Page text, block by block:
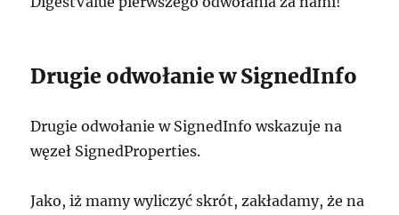
Drugie odwołanie w SignedInfo
Drugie odwołanie w SignedInfo wskazuje na
węzeł SignedProperties.
Jako, iż mamy wyliczyć skrót, zakładamy, że na